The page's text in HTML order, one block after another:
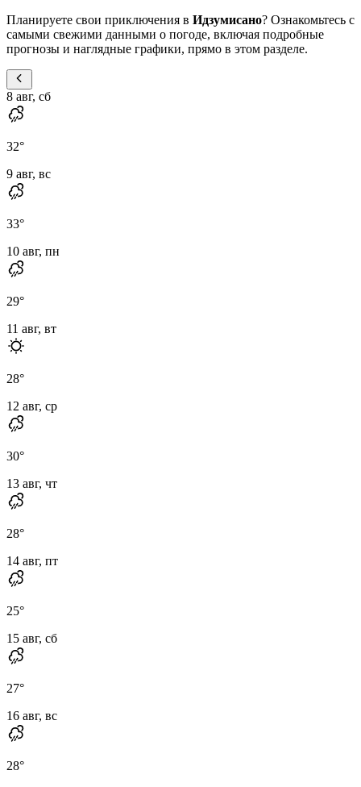
Планируете свои приключения в Идзумисано? Ознакомьтесь с
самыми свежими данными о погоде, включая подробные
прогнозы и наглядные графики, прямо в этом разделе.
8 авг, сб
32°
9 авг, вс
33°
10 авг, пн
29°
11 авг, вт
28°
12 авг, ср
30°
13 авг, чт
28°
14 авг, пт
25°
15 авг, сб
27°
16 авг, вс
28°